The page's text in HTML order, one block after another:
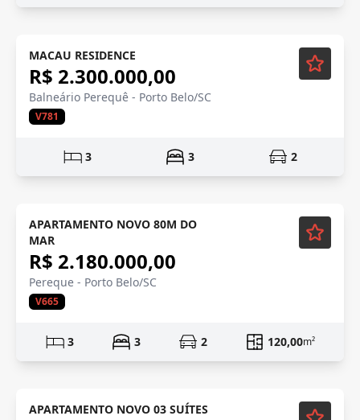
MACAU RESIDENCE
R$ 2.300.000,00
Balneário Perequê - Porto Belo/SC
V781
3 3 2
Exclusividade
APARTAMENTO NOVO 80M DO
MAR
R$ 2.180.000,00
Pereque - Porto Belo/SC
V665
3 3 2 120,00m²
APARTAMENTO NOVO 03 SUÍTES